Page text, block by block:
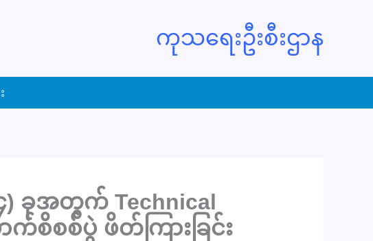
ကုသရေးဦးစီးဌာန
) ခုအတွက် Technical
က်စိစစ်ပွဲ ဖိတ်ကြားခြင်း